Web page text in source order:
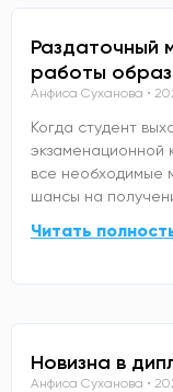
Раздаточный
работы
Анфиса Суханова
Когда студент
экзаменационной
все необходимые
шансы на
Читать
Новизна в
Анфиса Суханова